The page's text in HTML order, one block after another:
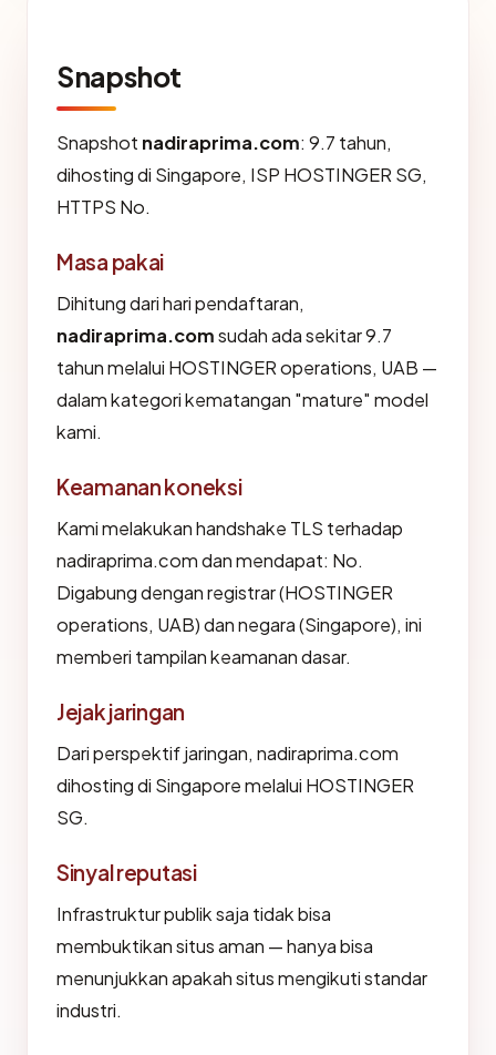
Snapshot
Snapshot nadiraprima.com: 9.7 tahun,
dihosting di Singapore, ISP HOSTINGER SG,
HTTPS No.
Masa pakai
Dihitung dari hari pendaftaran,
nadiraprima.comsudah ada sekitar 9.7
tahun melalui HOSTINGER operations, UAB —
dalam kategori kematangan "mature" model
kami.
Keamanan koneksi
Kami melakukan handshake TLS terhadap
nadiraprima.com dan mendapat: No.
Digabung dengan registrar (HOSTINGER
operations, UAB) dan negara (Singapore), ini
memberi tampilan keamanan dasar.
Jejak jaringan
Dari perspektif jaringan, nadiraprima.com
dihosting di Singapore melalui HOSTINGER
SG.
Sinyal reputasi
Infrastruktur publik saja tidak bisa
membuktikan situs aman — hanya bisa
menunjukkan apakah situs mengikuti standar
industri.